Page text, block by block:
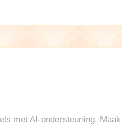
met AI-ondersteuning.